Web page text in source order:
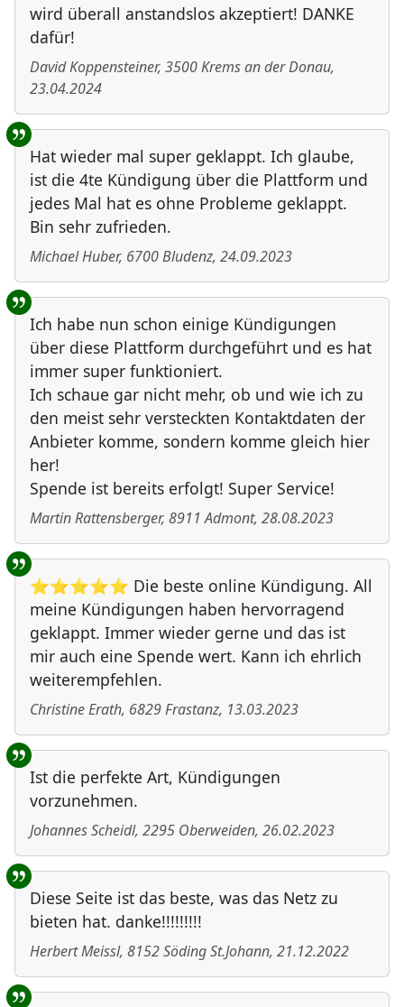
wird überall anstandslos akzeptiert! DANKE
dafür!
David Koppensteiner, 3500Krems an der Donau,
23.04.2024
Hat wieder mal super geklappt. Ich glaube,
ist die 4te Kündigung über die Plattform und
jedes Mal hat es ohne Probleme geklappt.
Bin sehr zufrieden.
Michael Huber, 6700Bludenz, 24.09.2023
Ich habe nun schon einige Kündigungen
über diese Plattform durchgeführt und es hat
immer super funktioniert.
Ich schaue gar nicht mehr, ob und wie ich zu
den meist sehr versteckten Kontaktdaten der
Anbieter komme, sondern komme gleich hier
her!
Spende ist bereits erfolgt! Super Service!
Martin Rattensberger, 8911 Admont, 28.08.2023
⭐⭐⭐⭐⭐ Die beste online Kündigung. All
meine Kündigungen haben hervorragend
geklappt. Immer wieder gerne und das ist
mir auch eine Spende wert. Kann ich ehrlich
weiterempfehlen.
Christine Erath, 6829Frastanz, 13.03.2023
Ist die perfekte Art, Kündigungen
vorzunehmen.
Johannes Scheidl, 2295 Oberweiden, 26.02.2023
Diese Seite ist das beste, was das Netz zu
bieten hat. danke!!!!!!!!!
Herbert Meissl, 8152Söding St.Johann, 21.12.2022